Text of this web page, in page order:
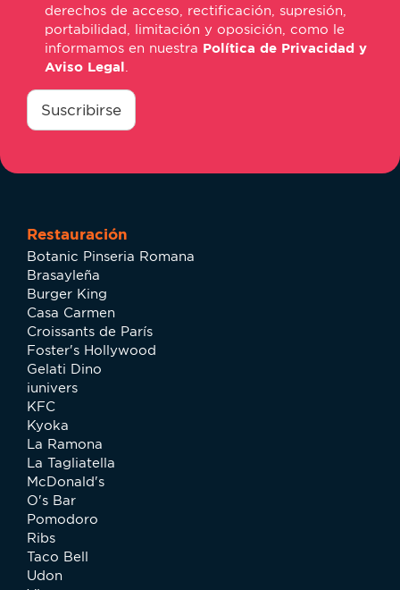
derechos de acceso, rectificación, supresión,
portabilidad, limitación y oposición, como le
informamos en nuestra Política de Privacidad y
Aviso Legal
consentimiento
Suscribirse
Restauración
Botanic Pinseria Romana
Brasayleña
Burger King
Casa Carmen
Croissants de París
Foster's Hollywood
Gelati Dino
iunivers
KFC
Kyoka
La Ramona
La Tagliatella
McDonald's
O's Bar
Pomodoro
Ribs
Taco Bell
Udon